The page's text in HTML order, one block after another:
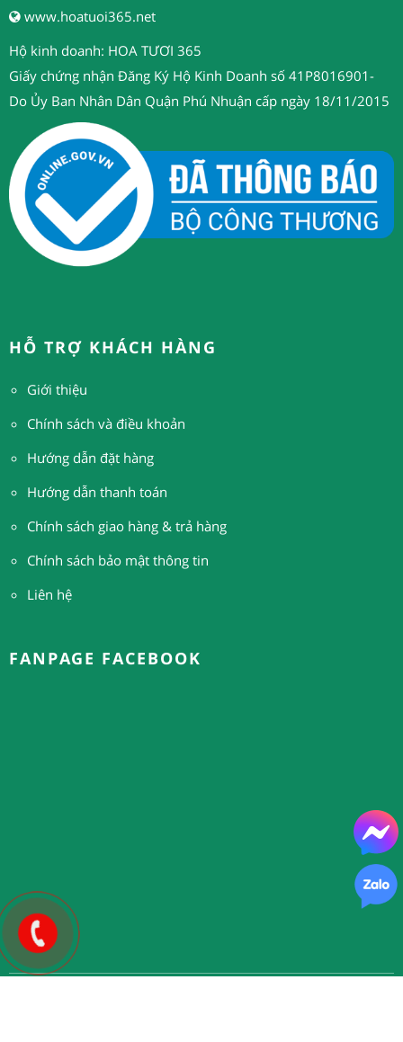
www.hoatuoi365.net
Hộ kinh doanh: HOA TƯƠI 365
Giấy chứng nhận Đăng Ký Hộ Kinh Doanh số 41P8016901-
Do Ủy Ban Nhân Dân Quận Phú Nhuận cấp ngày 18/11/2015
HỖ TRỢ KHÁCH HÀNG
Giới thiệu
Chính sách và điều khoản
Hướng dẫn đặt hàng
Hướng dẫn thanh toán
Chính sách giao hàng & trả hàng
Chính sách bảo mật thông tin
Liên hệ
FANPAGE FACEBOOK